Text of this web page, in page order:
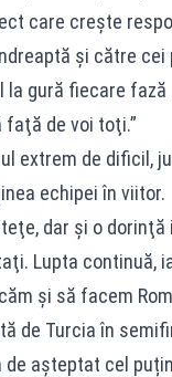
care crește
şi către
gură fiecare fază
faţă de voi toţi.”
extrem de dificil,
echipei în viitor.
dar şi o
Lupta continuă,
şi să facem
de Turcia în
de așteptat cel